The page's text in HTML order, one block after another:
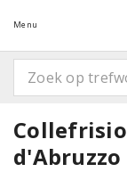
Menu
d'Abruzzo